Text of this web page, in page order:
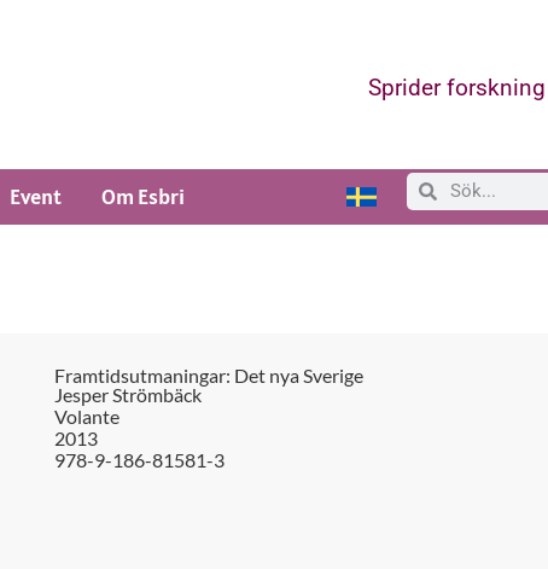
Sprider
Event Om Esbri
Framtidsutmaningar: Det nya Sverige
Jesper Strömbäck
Volante
2013
978-9-186-81581-3